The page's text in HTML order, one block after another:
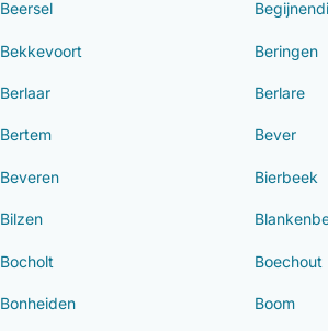
Beersel
Bekkevoort Beringen
Berlaar Berlare
Bertem Bever
Beveren Bierbeek
Bilzen
Bocholt Boechout
Bonheiden Boom